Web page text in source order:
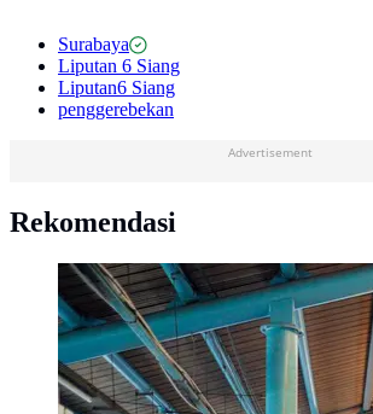
Surabaya
Liputan 6 Siang
Liputan6 Siang
penggerebekan
Advertisement
Rekomendasi